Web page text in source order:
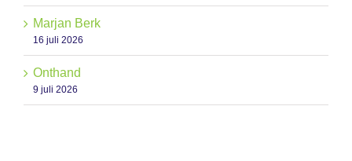
Marjan Berk
16 juli 2026
Onthand
9 juli 2026